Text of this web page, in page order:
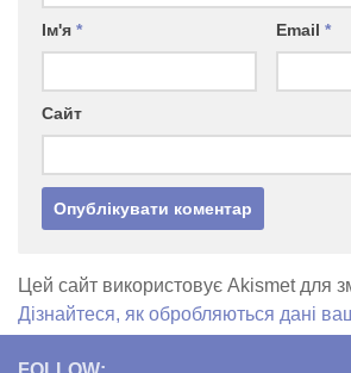
Ім'я * Email *
Сайт
Цей сайт використовує Akismet для
Дізнайтеся, як обробляються дані